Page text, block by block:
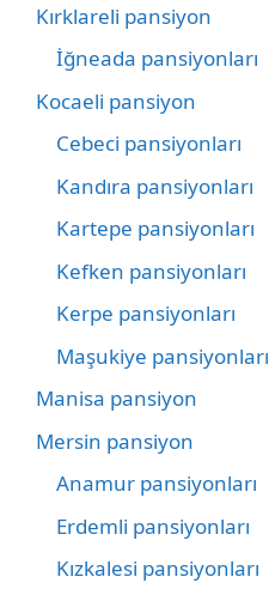
Kırklareli pansiyon
İğneada pansiyonları
Kocaeli pansiyon
Cebeci pansiyonları
Kandıra pansiyonları
Kartepe pansiyonları
Kefken pansiyonları
Kerpe pansiyonları
Maşukiye pansiyonları
Manisa pansiyon
Mersin pansiyon
Anamur pansiyonları
Erdemli pansiyonları
Kızkalesi pansiyonları